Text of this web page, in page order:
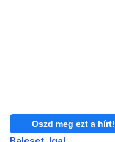
Oszd meg ezt a hírt!